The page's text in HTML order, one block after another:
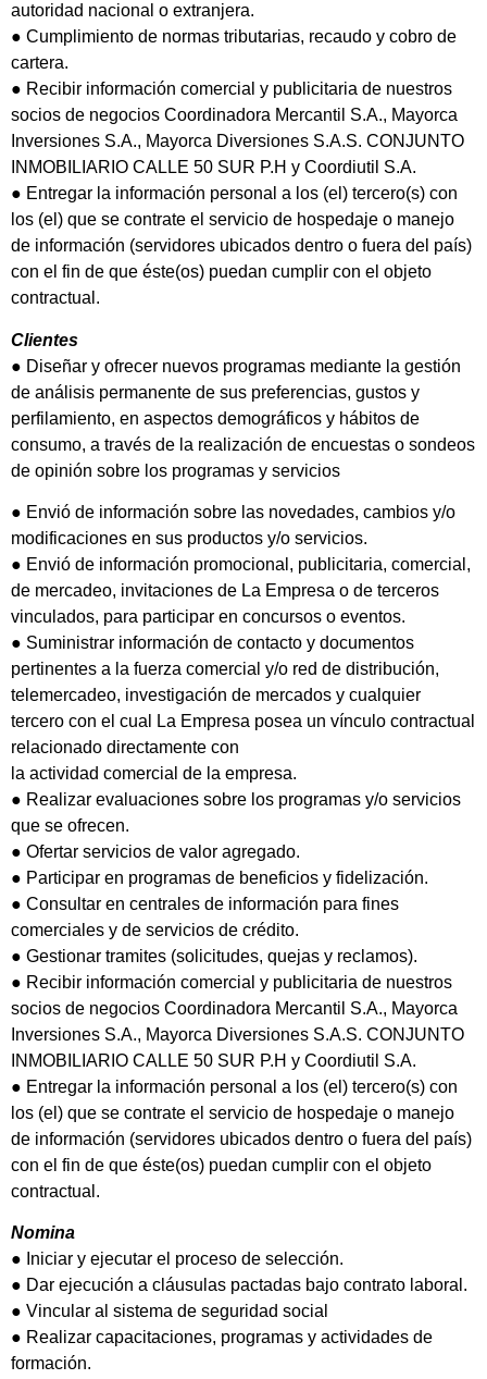
autoridad nacional o extranjera.
● Cumplimiento de normas tributarias, recaudo y cobro de
cartera.
● Recibir información comercial y publicitaria de nuestros
socios de negocios Coordinadora Mercantil S.A., Mayorca
Inversiones S.A., Mayorca Diversiones S.A.S. CONJUNTO
INMOBILIARIO CALLE 50 SUR P.H y Coordiutil S.A.
● Entregar la información personal a los (el) tercero(s) con
los (el) que se contrate el servicio de hospedaje o manejo
de información (servidores ubicados dentro o fuera del país)
con el fin de que éste(os) puedan cumplir con el objeto
contractual.
Clientes
● Diseñar y ofrecer nuevos programas mediante la gestión
de análisis permanente de sus preferencias, gustos y
perfilamiento, en aspectos demográficos y hábitos de
consumo, a través de la realización de encuestas o sondeos
de opinión sobre los programas y servicios
● Envió de información sobre las novedades, cambios y/o
modificaciones en sus productos y/o servicios.
● Envió de información promocional, publicitaria, comercial,
de mercadeo, invitaciones de La Empresa o de terceros
vinculados, para participar en concursos o eventos.
● Suministrar información de contacto y documentos
pertinentes a la fuerza comercial y/o red de distribución,
telemercadeo, investigación de mercados y cualquier
tercero con el cual La Empresa posea un vínculo contractual
relacionado directamente con
la actividad comercial de la empresa.
● Realizar evaluaciones sobre los programas y/o servicios
que se ofrecen.
● Ofertar servicios de valor agregado.
● Participar en programas de beneficios y fidelización.
● Consultar en centrales de información para fines
comerciales y de servicios de crédito.
● Gestionar tramites (solicitudes, quejas y reclamos).
● Recibir información comercial y publicitaria de nuestros
socios de negocios Coordinadora Mercantil S.A., Mayorca
Inversiones S.A., Mayorca Diversiones S.A.S. CONJUNTO
INMOBILIARIO CALLE 50 SUR P.H y Coordiutil S.A.
● Entregar la información personal a los (el) tercero(s) con
los (el) que se contrate el servicio de hospedaje o manejo
de información (servidores ubicados dentro o fuera del país)
con el fin de que éste(os) puedan cumplir con el objeto
contractual.
Nomina
● Iniciar y ejecutar el proceso de selección.
● Dar ejecución a cláusulas pactadas bajo contrato laboral.
● Vincular al sistema de seguridad social
● Realizar capacitaciones, programas y actividades de
formación.